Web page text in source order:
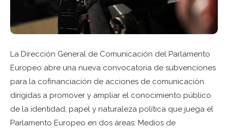
La Dirección General de Comunicación del Parlamento
Europeo abre una nueva convocatoria de subvenciones
para la cofinanciación de acciones de comunicación
dirigidas a promover y ampliar el conocimiento público
de la identidad, papel y naturaleza política que juega el
Parlamento Europeo en dos áreas: Medios de